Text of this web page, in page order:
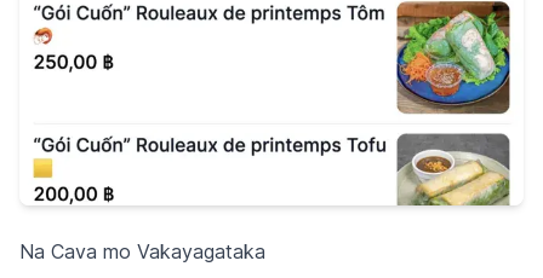
Na Cava mo Vakayagataka